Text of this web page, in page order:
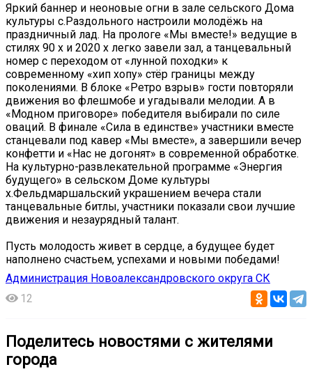
Яркий баннер и неоновые огни в зале сельского Дома
культуры с.Раздольного настроили молодёжь на
праздничный лад. На прологе «Мы вместе!» ведущие в
стилях 90 х и 2020 х легко завели зал, а танцевальный
номер с переходом от «лунной походки» к
современному «хип хопу» стёр границы между
поколениями. В блоке «Ретро взрыв» гости повторяли
движения во флешмобе и угадывали мелодии. А в
«Модном приговоре» победителя выбирали по силе
оваций. В финале «Сила в единстве» участники вместе
станцевали под кавер «Мы вместе», а завершили вечер
конфетти и «Нас не догонят» в современной обработке.
На культурно-развлекательной программе «Энергия
будущего» в сельском Доме культуры
х.Фельдмаршальский украшением вечера стали
танцевальные битлы, участники показали свои лучшие
движения и незаурядный талант.
Пусть молодость живет в сердце, а будущее будет
наполнено счастьем, успехами и новыми победами!
Администрация Новоалександровского округа СК
12
Поделитесь новостями с жителями
города